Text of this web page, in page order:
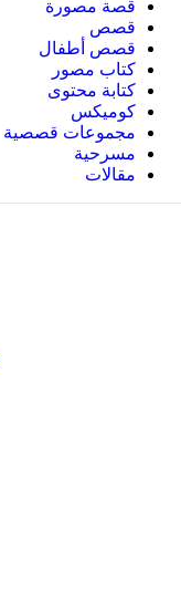
قصة مصورة
قصص
قصص أطفال
كتاب مصور
كتابة محتوى
كوميكس
مجموعات قصصية
مسرحية
مقالات